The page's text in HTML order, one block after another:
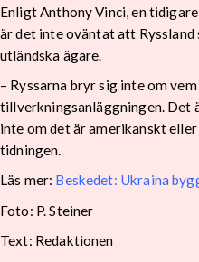
Enligt Anthony Vinci, en
är det inte oväntat att
utländska ägare.
– Ryssarna bryr sig inte om
tillverkningsanläggningen. Det
inte om det är amerikanskt
tidningen.
Läs mer: Beskedet: Ukraina
Foto: P. Steiner
Text: Redaktionen